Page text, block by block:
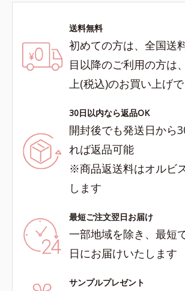
送料無料
初めての方は、全国送
目以降のご利用の方は
上(税込)のお買い上げ
30日以内なら返品OK
開封後でも発送日から
れば返品可能
※商品返送料はオルビ
します
最短ご注文翌日お届け
一部地域を除き、最短
日にお届けいたします
サンプルプレゼント